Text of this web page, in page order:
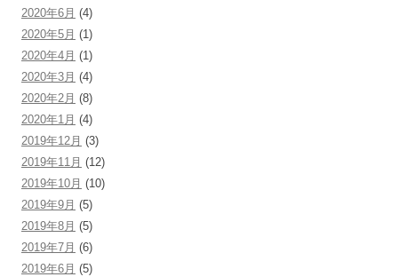
2020年6月 (4)
2020年5月 (1)
2020年4月 (1)
2020年3月 (4)
2020年2月 (8)
2020年1月 (4)
2019年12月 (3)
2019年11月 (12)
2019年10月 (10)
2019年9月 (5)
2019年8月 (5)
2019年7月 (6)
2019年6月 (5)